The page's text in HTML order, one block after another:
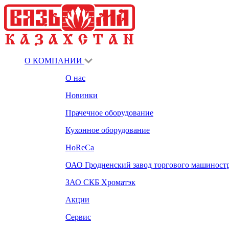
О КОМПАНИИ
О нас
Новинки
Прачечное оборудование
Кухонное оборудование
HoReCa
ОАО Гродненский завод торгового
ЗАО СКБ Хроматэк
Акции
Сервис